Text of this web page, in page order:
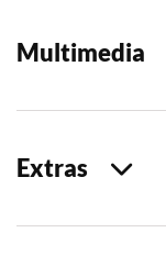
Multimedia
Extras